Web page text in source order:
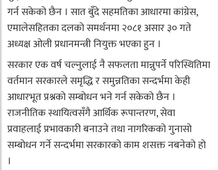
गर्न सकेको छैन । सात बुँदे सहमतिका आधारमा कांग्रेस,
एमालेसहितका दलको समर्थनमा २०८१ असार ३० गते
अध्यक्ष ओली प्रधानमन्त्री नियुक्त भएका हुन ।
सरकार एक वर्ष चल्नुलाई नै सफलता मान्नुपर्ने परिस्थितिमा
वर्तमान सरकारले समृद्धि र समुन्नतिका सन्दर्भमा केही
आधारभूत प्रश्नको सम्बोधन भने गर्न सकेको छैन ।
राजनीतिक स्थायित्वसँगै आर्थिक रूपान्तरण, सेवा
प्रवाहलाई प्रभावकारी बनाउने तथा नागरिकको गुनासो
सम्बोधन गर्ने सन्दर्भमा सरकारको काम शसक्त नबनेको हो
।